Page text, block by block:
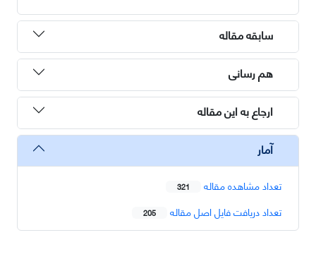
سابقه مقاله
هم رسانی
ارجاع به این مقاله
آمار
تعداد مشاهده مقاله 321
تعداد دریافت فایل اصل مقاله 205